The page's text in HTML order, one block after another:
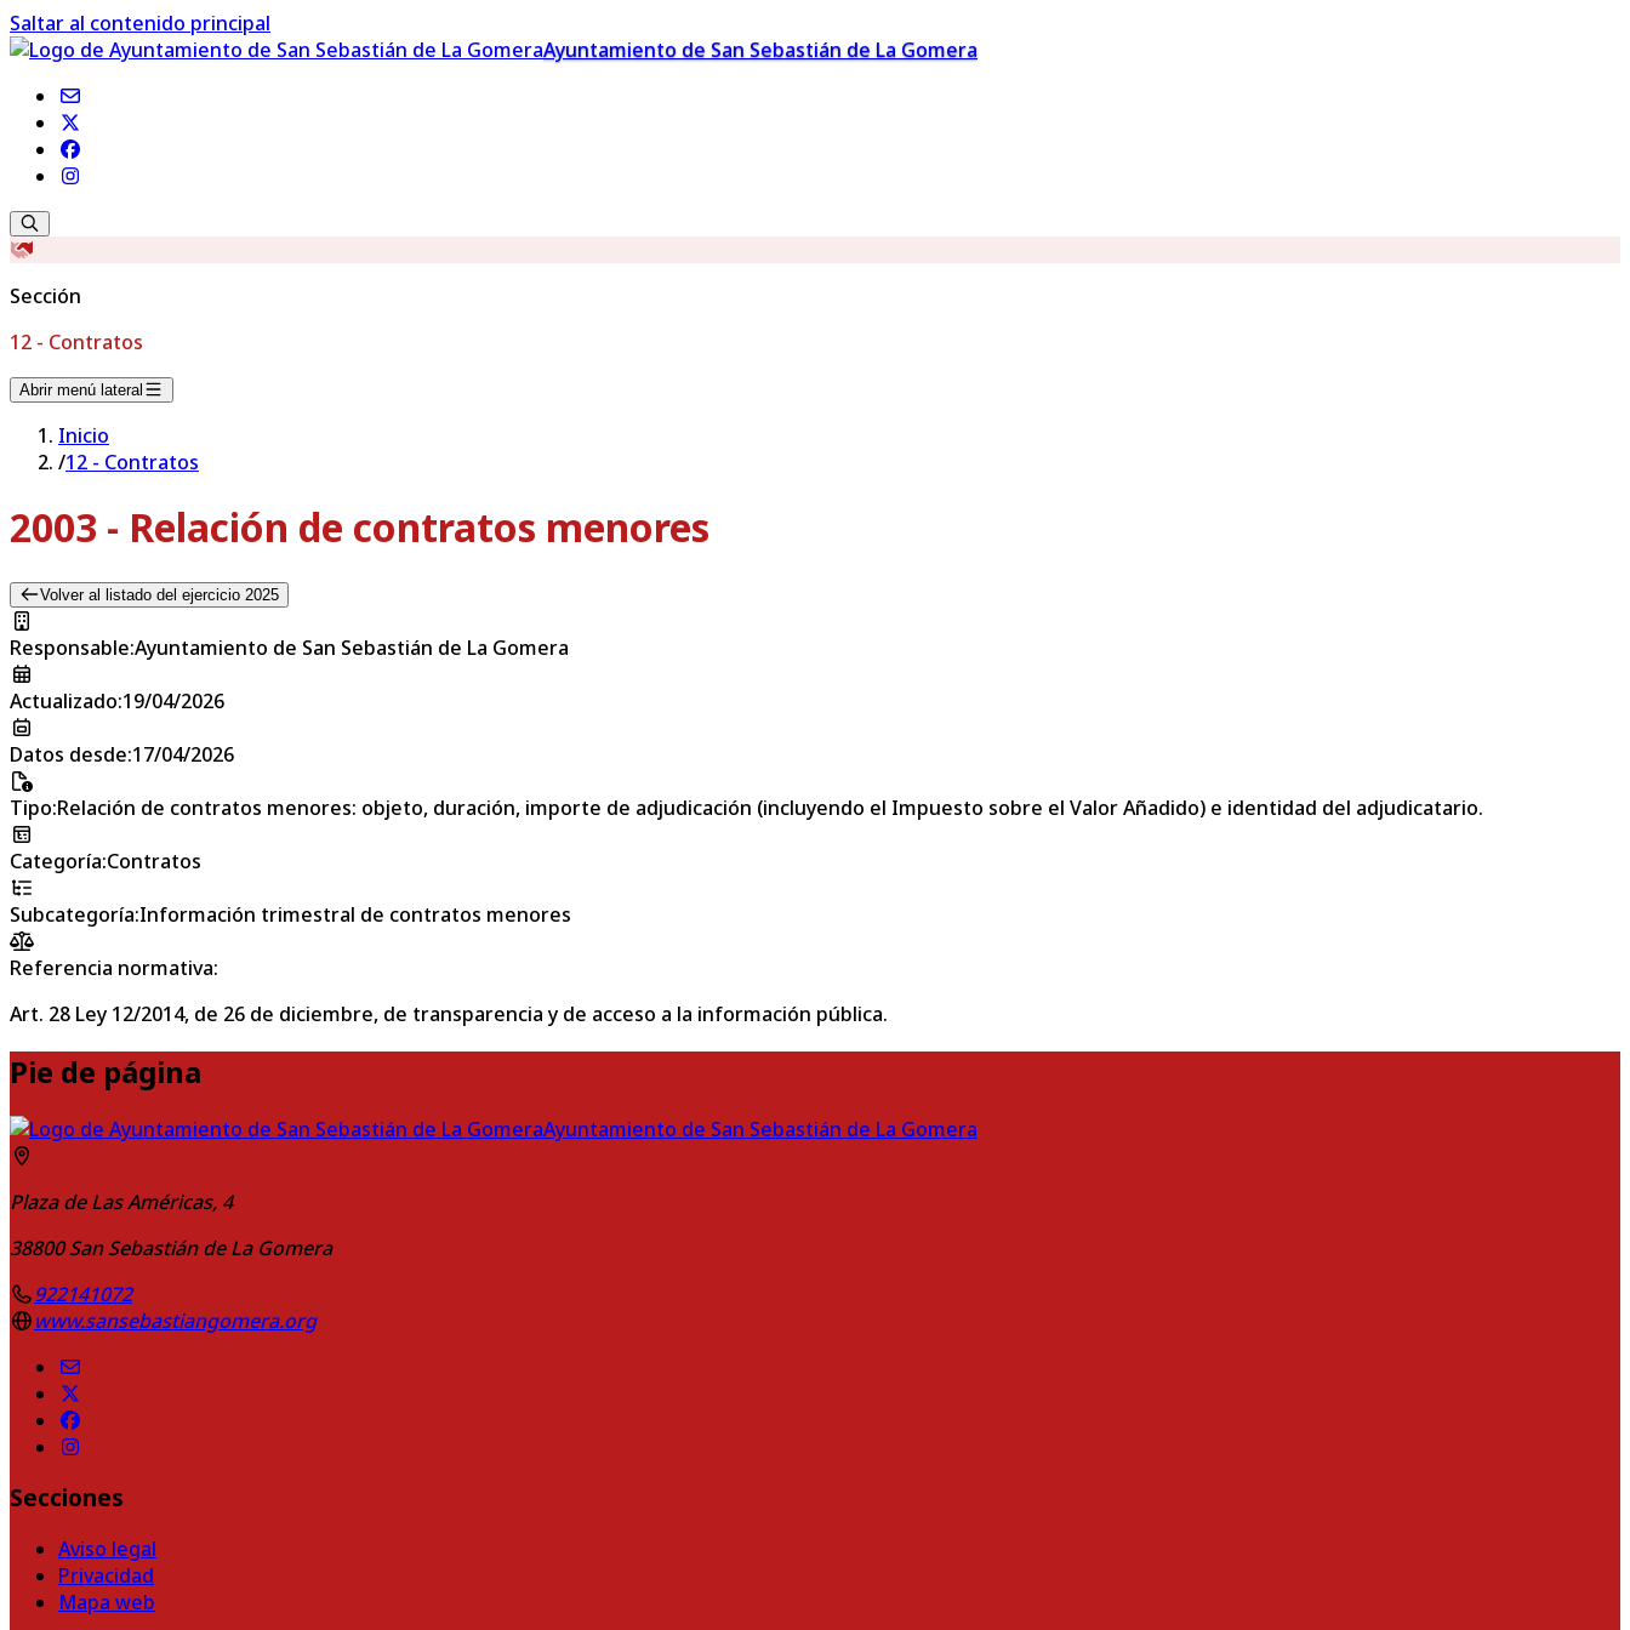
Saltar al contenido principal
Ayuntamiento de San Sebastián de La Gomera
Sección
12 - Contratos
Abrir menú lateral
Inicio
/12 - Contratos
2003 - Relación de contratos menores
Volver al listado del ejercicio 2025
Responsable:Ayuntamiento de San Sebastián de La Gomera
Actualizado:19/04/2026
Datos desde:17/04/2026
Tipo:Relación de contratos menores: objeto, duración, importe de adjudicación (incluyendo el Impuesto sobre el Valor Añadido) e identidad del adjudicatario.
Categoría:Contratos
Subcategoría:Información trimestral de contratos menores
Referencia normativa:
Art. 28 Ley 12/2014, de 26 de diciembre, de transparencia y de acceso a la información pública.
Pie de página
Ayuntamiento de San Sebastián de La Gomera
Plaza de Las Américas, 4
38800 San Sebastián de La Gomera
922141072
www.sansebastiangomera.org
Secciones
Aviso legal
Privacidad
Mapa web